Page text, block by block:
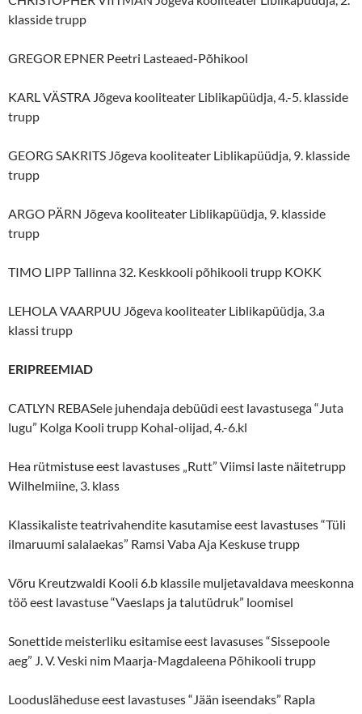
klasside trupp
GREGOR EPNER Peetri Lasteaed-Põhikool
KARL VÄSTRA Jõgeva kooliteater Liblikapüüdja, 4.-5. klasside
trupp
GEORG SAKRITS Jõgeva kooliteater Liblikapüüdja, 9. klasside
trupp
ARGO PÄRN Jõgeva kooliteater Liblikapüüdja, 9. klasside
trupp
TIMO LIPP Tallinna 32. Keskkooli põhikooli trupp KOKK
LEHOLA VAARPUU Jõgeva kooliteater Liblikapüüdja, 3.a
klassi trupp
ERIPREEMIAD
CATLYN REBASele juhendaja debüüdi eest lavastusega “Juta
lugu” Kolga Kooli trupp Kohal-olijad, 4.-6.kl
Hea rütmistuse eest lavastuses „Rutt” Viimsi laste näitetrupp
Wilhelmiine, 3. klass
Klassikaliste teatrivahendite kasutamise eest lavastuses “Tüli
ilmaruumi salalaekas” Ramsi Vaba Aja Keskuse trupp
Võru Kreutzwaldi Kooli 6.b klassile muljetavaldava meeskonna
töö eest lavastuse “Vaeslaps ja talutüdruk” loomisel
Sonettide meisterliku esitamise eest lavasuses “Sissepoole
aeg” J. V. Veski nim Maarja-Magdaleena Põhikooli trupp
Loodusläheduse eest lavastuses “Jään iseendaks” Rapla